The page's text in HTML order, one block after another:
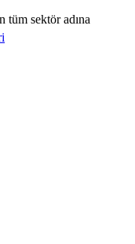
sektör adına